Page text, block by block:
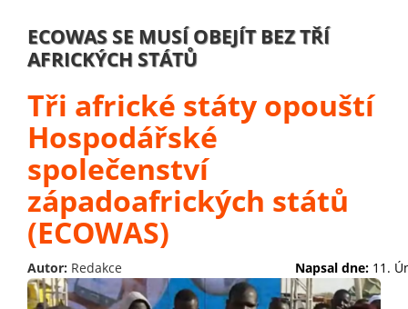
ECOWAS SE MUSÍ OBEJÍT BEZ TŘÍ
AFRICKÝCH STÁTŮ
Tři africké státy opouští
Hospodářské
společenství
západoafrických států
(ECOWAS)
Autor: Redakce Napsal dne: 11.